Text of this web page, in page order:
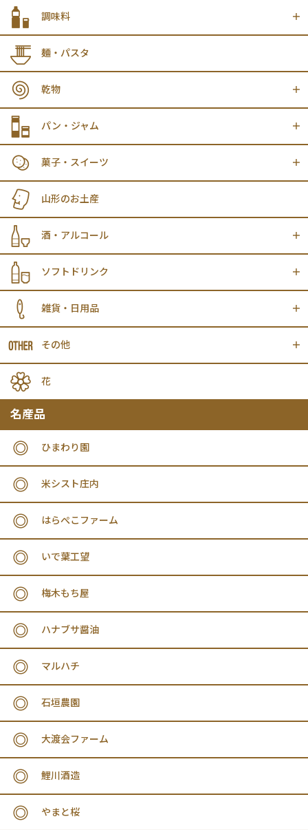
調味料
麺・パスタ
乾物
パン・ジャム
菓子・スイーツ
山形のお土産
酒・アルコール
ソフトドリンク
雑貨・日用品
その他
花
名産品
ひまわり園
米シスト庄内
はらぺこファーム
いで葉工望
梅木もち屋
ハナブサ醤油
マルハチ
石垣農園
大渡会ファーム
鯉川酒造
やまと桜